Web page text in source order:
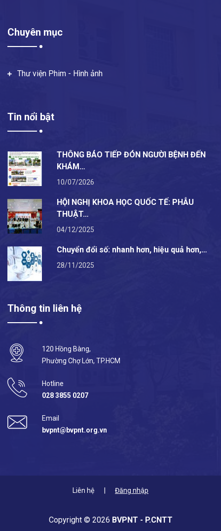
Chuyên mục
Thư viện Phim - Hình ảnh
Tin nổi bật
THÔNG BÁO TIẾP ĐÓN NGƯỜI BỆNH ĐẾN
KHÁM…
10/07/2026
HỘI NGHỊ KHOA HỌC QUỐC TẾ: PHẪU
THUẬT…
04/12/2025
Chuyển đổi số: nhanh hơn, hiệu quả hơn,…
28/11/2025
Thông tin liên hệ
120 Hồng Bàng,
Phường Chợ Lớn, TP.HCM
Hotline
028 3855 0207
Email
bvpnt@bvpnt.org.vn
Liên hệ Đăng nhập
Copyright © 2026 BVPNT - P.CNTT